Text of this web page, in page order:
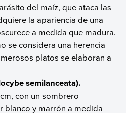
del maíz, que ataca las
la apariencia de una
a medida que madura.
se considera una herencia
platos se elaboran a
semilanceata).
con un sombrero
blanco y marrón a medida